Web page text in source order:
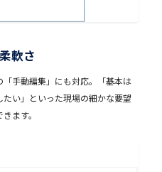
軟さ
手動編集」にも対応。「基本は
い」といった現場の細かな要望
ます。